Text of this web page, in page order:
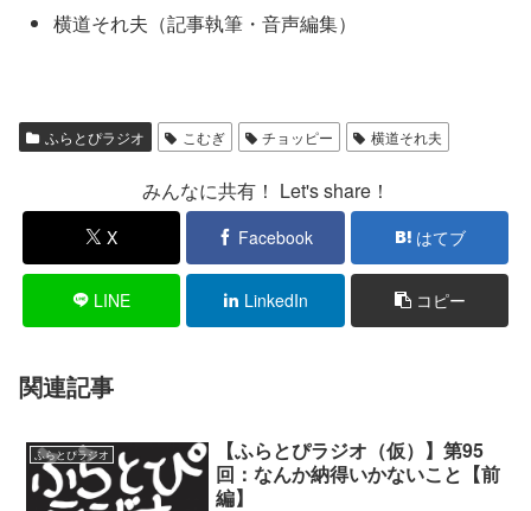
横道それ夫（記事執筆・音声編集）
ふらとぴラジオ こむぎ チョッピー 横道それ夫
みんなに共有！ Let's share！
X Facebook はてブ
LINE LinkedIn コピー
関連記事
ふらとぴラジオ
【ふらとぴラジオ（仮）】第95
回：なんか納得いかないこと【前
編】